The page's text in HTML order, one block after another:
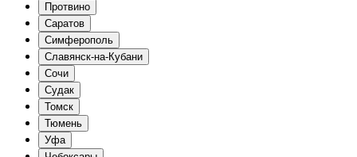
Протвино
Саратов
Симферополь
Славянск-на-Кубани
Сочи
Судак
Томск
Тюмень
Уфа